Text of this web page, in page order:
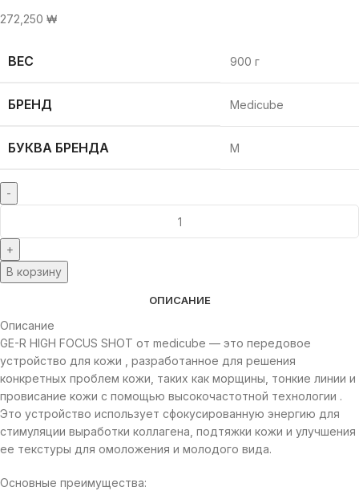
272,250 ₩
ВЕС 900 г
БРЕНД Medicube
БУКВА БРЕНДА M
В корзину
ОПИСАНИЕ
Описание
GE-R HIGH FOCUS SHOT от medicube — это передовое
устройство для кожи , разработанное для решения
конкретных проблем кожи, таких как морщины, тонкие линии и
провисание кожи с помощью высокочастотной технологии .
Это устройство использует сфокусированную энергию для
стимуляции выработки коллагена, подтяжки кожи и улучшения
ее текстуры для омоложения и молодого вида.
Основные преимущества: